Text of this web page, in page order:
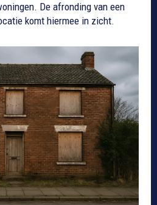
De afronding van een
komt hiermee in zicht.